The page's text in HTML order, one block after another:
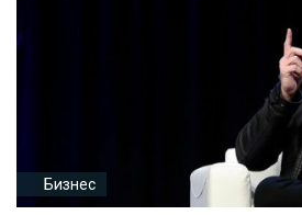
Бизнес